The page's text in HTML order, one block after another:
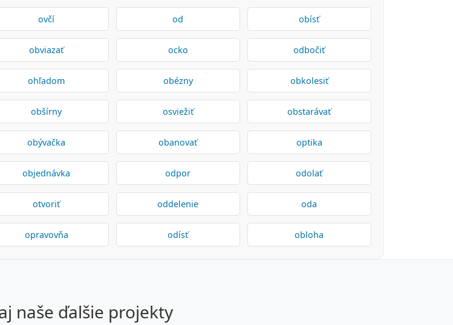
ovčí od obísť
obviazať ocko odbočiť
ohľadom obézny obkolesiť
obšírny osviežiť obstarávať
obývačka obanovať optika
objednávka odpor odolať
otvoriť oddelenie oda
opravovňa odísť obloha
naše ďalšie projekty